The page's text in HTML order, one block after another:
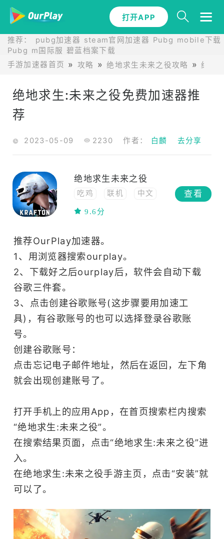
打开APP
推荐： pubg加速器 steam官网加速器 Pubg mobile下载
Pubg m国际服 碧蓝档案下载
手游加速器首页
攻略 绝地求生未来之役攻略 绝地
绝地求生:未来之役免费加速器推
荐
2023-05-09 2230 作者： 白麟 去分享
绝地求生未来之役
吃鸡 联机
中文
动作
9.6分
查看
推荐OurPlay加速器。
1、用浏览器搜索ourplay。
2、下载好之后ourplay后，软件会自动下载
谷歌三件套。
3、点击创建谷歌账号(这步骤要用加速工
具)，有谷歌账号的也可以选择登录谷歌账
号。
创建谷歌账号：
点击忘记电子邮件地址，然后在返回，左下角
就会出现创建账号了。
打开手机上的应用App，在首页搜索栏内搜索
“绝地求生:未来之役”。
在搜索结果页面，点击“绝地求生:未来之役”进
入。
在绝地求生:未来之役手游主页，点击“安装”就
可以了。